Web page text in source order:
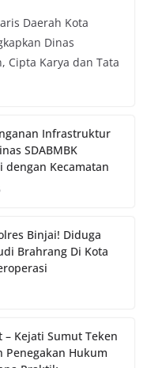
Daerah Kota
Dinas
Cipta Karya dan Tata
Infrastruktur
SDABMBK
dengan Kecamatan
Binjai! Diduga
Brahrang Di Kota
– Kejati Sumut Teken
Penegakan Hukum